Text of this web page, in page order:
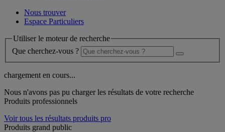
Nous trouver
Espace Particuliers
Utiliser le moteur de recherche
Que cherchez-vous ?
chargement en cours...
Nous n'avons pas pu charger les résultats de votre recherche
Produits professionnels
Voir tous les résultats produits pro
Produits grand public